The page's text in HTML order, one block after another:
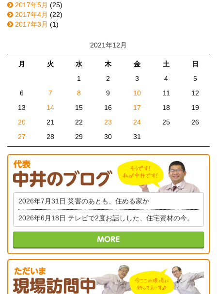
2017年5月 (25)
2017年4月 (22)
2017年3月 (1)
2021年12月
月 火 水 木 金 土
日
1
2 3 4
5
6
7 8 9 10 11
12
13
14 15 16 17 18
19
20
21 22 23 24 25
26
27
28 29 30 31
2026年7月31日 災害のあとも、住める家か
2026年6月18日 テレビで2度お話しした、住宅資材の今。